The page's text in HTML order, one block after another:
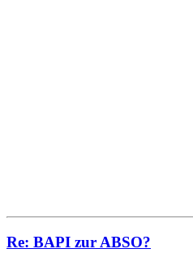
Re: BAPI zur ABSO?